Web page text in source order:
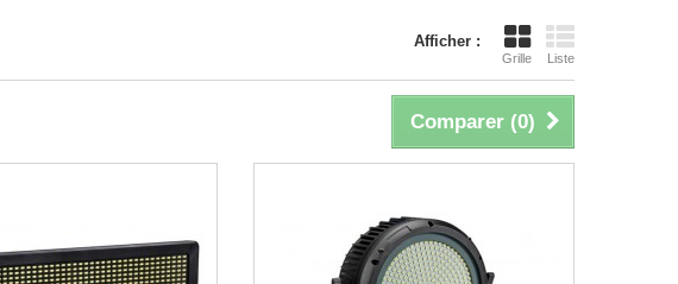
Afficher :
Grille Liste
Comparer (0)